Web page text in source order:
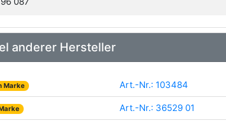
anderer Hersteller
Marke Art.-Nr.: 103484
Art.-Nr.: 36529 01